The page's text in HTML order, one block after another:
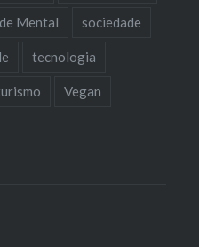
Mental sociedade
tecnologia
Vegan